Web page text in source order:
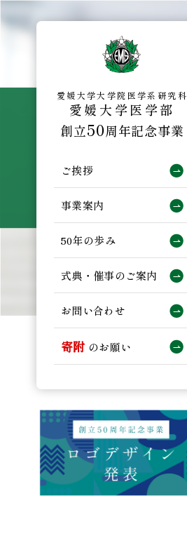
to
愛媛大学大学院医学系研究科
愛媛大学医学部
創立50周年記念事業
ご挨拶
事業案内
50年の歩み
式典・催事のご案内
お問い合わせ
寄附 のお願い